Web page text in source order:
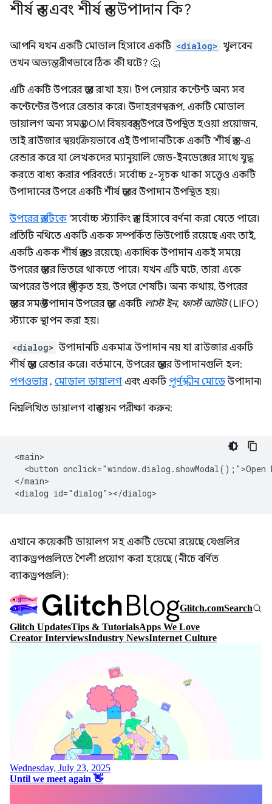
শীর্ষ স্তর এবং শীর্ষ স্তর উপাদান কি?
আপনি যখন একটি মোডাল হিসাবে একটি <dialog> খুলবেন
তখন অভ্যন্তরীণভাবে ঠিক কী ঘটে? 🤔
এটি একটি উপরের স্তরে রাখা হয়। টপ লেয়ার কন্টেন্ট অন্য সব
কন্টেন্টের উপরে রেন্ডার করে। উদাহরণস্বরূপ, একটি মোডাল
ডায়ালগ অন্য সমস্ত DOM বিষয়বস্তুর উপরে উপস্থিত হওয়া প্রয়োজন,
তাই ব্রাউজার স্বয়ংক্রিয়ভাবে এই উপাদানটিকে একটি 'শীর্ষ স্তর'-এ
রেন্ডার করে যা লেখকদের ম্যানুয়ালি জেড-ইনডেক্সের সাথে যুদ্ধ
করতে বাধ্য করার পরিবর্তে। সর্বোচ্চ z-সূচক থাকা সত্ত্বেও একটি
উপাদানের উপরে একটি শীর্ষ স্তরের উপাদান উপস্থিত হয়।
উপরের স্তরটিকে'সর্বোচ্চ স্ট্যাকিং স্তর' হিসাবে বর্ণনা করা যেতে পারে।
প্রতিটি নথিতে একটি একক সম্পর্কিত ভিউপোর্ট রয়েছে এবং তাই,
একটি একক শীর্ষ স্তরও রয়েছে৷ একাধিক উপাদান একই সময়ে
উপরের স্তরের ভিতরে থাকতে পারে। যখন এটি ঘটে, তারা একে
অপরের উপরে স্তুপীকৃত হয়, উপরে শেষটি। অন্য কথায়, উপরের
স্তরের সমস্ত উপাদান উপরের স্তরে একটি লাস্ট ইন, ফার্স্ট আউট(LIFO)
স্ট্যাকে স্থাপন করা হয়।
<dialog> উপাদানটি একমাত্র উপাদান নয় যা ব্রাউজার একটি
শীর্ষ স্তরে রেন্ডার করে। বর্তমানে, উপরের স্তরের উপাদানগুলি হল:
পপওভার, মোডাল ডায়ালগ এবং একটিপূর্ণস্ক্রীন মোডেউপাদান৷
নিম্নলিখিত ডায়ালগ বাস্তবায়ন পরীক্ষা করুন:
<main>
<button onclick="window.dialog.showModal();">Open
</main>
এখানে কয়েকটি ডায়ালগ সহ একটি ডেমো রয়েছে যেগুলির
ব্যাকড্রপগুলিতে শৈলী প্রয়োগ করা হয়েছে (নীচে বর্ণিত
ব্যাকড্রপগুলি):